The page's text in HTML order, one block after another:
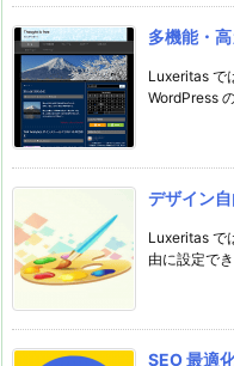
多機能・
Luxeritas で
WordPress
デザイン
Luxeritas で
由に設定で
SEO 最適